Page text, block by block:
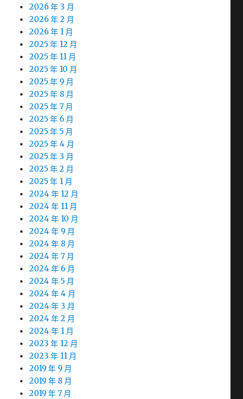
2026 年 3 月
2026 年 2 月
2026 年 1 月
2025 年 12 月
2025 年 11 月
2025 年 10 月
2025 年 9 月
2025 年 8 月
2025 年 7 月
2025 年 6 月
2025 年 5 月
2025 年 4 月
2025 年 3 月
2025 年 2 月
2025 年 1 月
2024 年 12 月
2024 年 11 月
2024 年 10 月
2024 年 9 月
2024 年 8 月
2024 年 7 月
2024 年 6 月
2024 年 5 月
2024 年 4 月
2024 年 3 月
2024 年 2 月
2024 年 1 月
2023 年 12 月
2023 年 11 月
2019 年 9 月
2019 年 8 月
2019 年 7 月